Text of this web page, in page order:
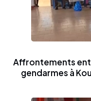
Affrontements
gendarmes à